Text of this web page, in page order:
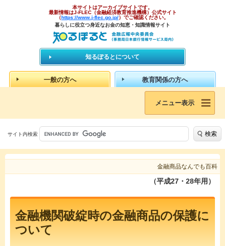
本サイトはアーカイブサイトです。
最新情報はJ-FLEC（金融経済教育推進機構）公式サイト
（https://www.j-flec.go.jp/）でご確認ください。
暮らしに役立つ身近なお金の知恵・知識情報サイト
知るぽるとについて
一般の方へ 教育関係の方へ
メニュー表示
サイト内検索 検索
金融商品なんでも百科
（平成27・28年用）
金融機関破綻時の金融商品の保護に
ついて